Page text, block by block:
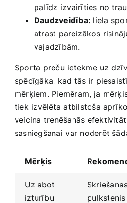
palīdz ⁢izvairīties ⁢no
Daudzveidība: liela
atrast pareizākos
vajadzībām.
Sporta preču ietekme uz
spēcīgāka, ⁣kad tās ir
mērķiem. ‍Piemēram, ⁤ja⁣
tiek izvēlēta atbilstoša‍
veicina trenēšanās
sasniegšanai ⁤var noderēt
Mērķis
Uzlabot
izturību
⁤pulkstenis